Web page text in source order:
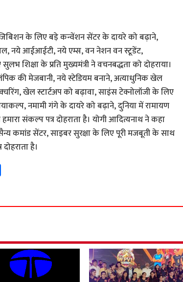
के लिए बड़े कन्वेंशन सेंटर के दायरे को बढ़ाने,
नये आईआईटी, नये एम्स, वन नेशन वन स्टूडेंट,
शिक्षा के प्रति मुख्यमंत्री ने वचनबद्धता को दोहराया।
की मेजबानी, नये स्टेडियम बनाने, अत्याधुनिक खेल
खेल स्टार्टअप को बढ़ावा, साइंस टेक्नोलॉजी के लिए
नमामी गंगे के दायरे को बढ़ाने, दुनिया में रामायण
संकल्प पत्र दोहराता है। योगी आदित्यनाथ ने कहा
कमांड सेंटर, साइबर सुरक्षा के लिए पूरी मजबूती के साथ
है।
r